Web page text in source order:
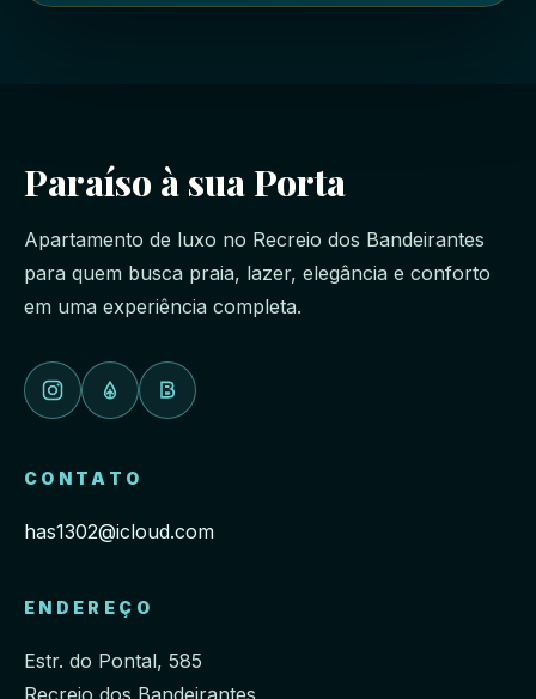
Paraíso à sua Porta
Apartamento de luxo no Recreio dos Bandeirantes
para quem busca praia, lazer, elegância e conforto
em uma experiência completa.
CONTATO
has1302@icloud.com
ENDEREÇO
Estr. do Pontal, 585